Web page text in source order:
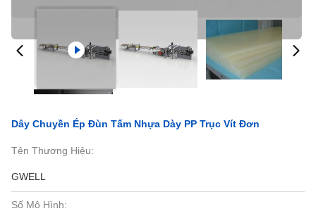
Dây Chuyền Ép Đùn Tấm Nhựa Dày PP Trục Vít Đơn
Tên Thương Hiệu:
GWELL
Số Mô Hình: